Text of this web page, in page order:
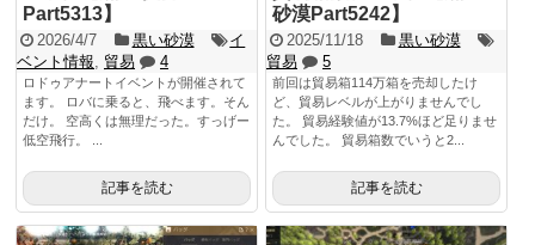
Part5313】
2026/4/7 黒い砂漠
イ
ベント情報
貿易 4
ロドゥアナートイベントが開催されて
ます。 ロバに乗ると、飛べます。そん
だけ。 空高くは無理だった。すっげー
低空飛行。 ...
記事を読む
砂漠Part5242】
2025/11/18
黒い砂漠
貿易
5
前回は貿易箱114万箱を売却したけ
ど、貿易レベルが上がりませんでし
た。 貿易経験値が13.7%ほど足りませ
んでした。 貿易箱数でいうと2...
記事を読む